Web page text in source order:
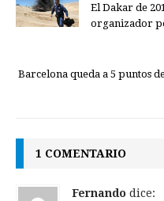
El Dakar de
organizador
Barcelona queda a 5 puntos
1 COMENTARIO
Fernando dice: